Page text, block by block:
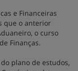
e Financeiras
que o anterior
o curso
Finanças.
plano de estudos,